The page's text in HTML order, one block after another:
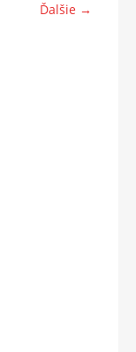
Ďalšie →